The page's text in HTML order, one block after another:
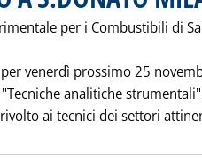
per i Combustibili di
venerdì prossimo 25
analitiche
ai tecnici dei settori